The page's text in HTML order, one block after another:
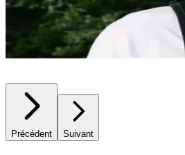
Précédent Suivant